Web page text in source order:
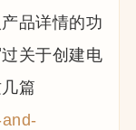
品详情的功
关于创建电
篇